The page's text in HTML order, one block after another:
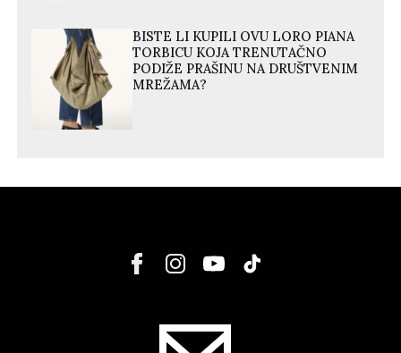
BISTE LI KUPILI OVU LORO PIANA
TORBICU KOJA TRENUTAČNO
PODIŽE PRAŠINU NA DRUŠTVENIM
MREŽAMA?